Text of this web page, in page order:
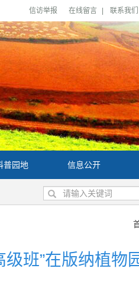
信访举报 在线留言 联系我们
普园地 信息公开
班”在版纳植物